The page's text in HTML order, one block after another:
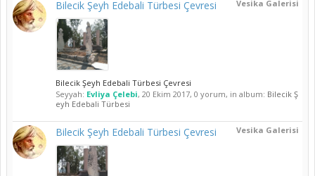
Vesika Galerisi
Bilecik Şeyh Edebali Türbesi Çevresi
Bilecik Şeyh Edebali Türbesi Çevresi
Seyyah: Evliya Çelebi, 20 Ekim 2017, 0 yorum, in album: Bilecik Ş
eyh Edebali Türbesi
Vesika Galerisi
Bilecik Şeyh Edebali Türbesi Çevresi